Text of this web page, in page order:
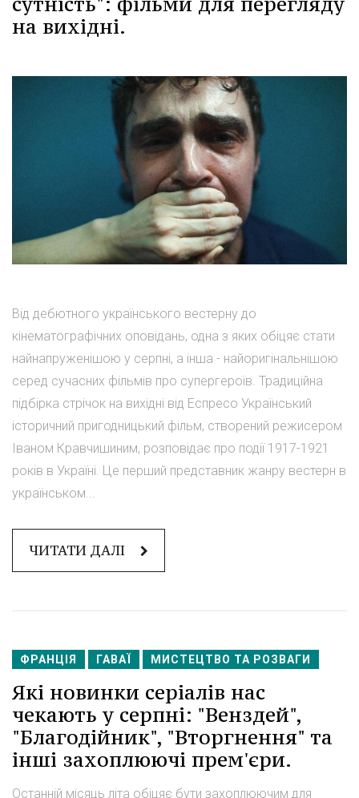
на вихідні.
Від дебютного українського вестерну до
кінематографічних оповідань, одна з яких обіцяє стати
найнапруженішою у серпні, а інша - найоригінальнішою
серед сучасних фільмів про супергероїв. Традиційна
підбірка стрічок на вихідні від Еспресо Український
історичний пригодницький фільм, створений режисером
Іваном Кравчишиним, розповідає про події 1917-1921
років в Україні. Це перший представник жанру вестерн в
українськом...
ЧИТАТИ ДАЛІ
ФРАНЦІЯ ГАВАЇ МИСТЕЦТВО ТА РОЗВАГИ
Які новинки серіалів нас
чекають у серпні: "Венздей",
"Благодійник", "Вторгнення" та
інші захоплюючі прем'єри.
Останній місяць літа обіцяє бути захоплюючим для